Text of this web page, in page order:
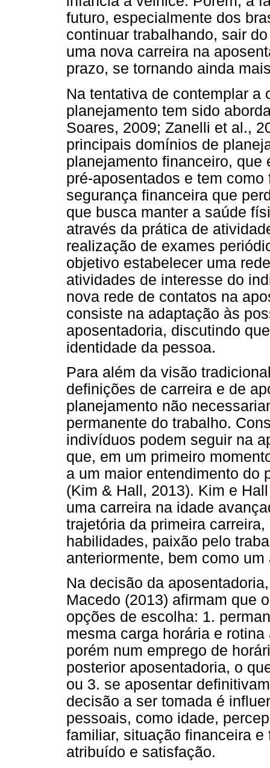
futuro, especialmente dos
continuar trabalhando, sair
uma nova carreira na
prazo, se tornando ainda
Na tentativa de contemplar
planejamento tem sido
Soares, 2009; Zanelli et al.,
principais domínios de
planejamento financeiro,
pré-aposentados e tem
segurança financeira que
que busca manter a saúde
através da prática de
realização de exames
objetivo estabelecer uma
atividades de interesse do
nova rede de contatos na
consiste na adaptação às
aposentadoria, discutindo
identidade da pessoa.
Para além da visão
definições de carreira e de
planejamento não
permanente do trabalho.
indivíduos podem seguir na
que, em um primeiro
a um maior entendimento do
(Kim & Hall, 2013). Kim e
uma carreira na idade
trajetória da primeira
habilidades, paixão pelo
anteriormente, bem como
Na decisão da
Macedo (2013) afirmam que
opções de escolha: 1.
mesma carga horária e
porém num emprego de
posterior aposentadoria, o
ou 3. se aposentar
decisão a ser tomada é
pessoais, como idade,
familiar, situação financeira
atribuído e satisfação.